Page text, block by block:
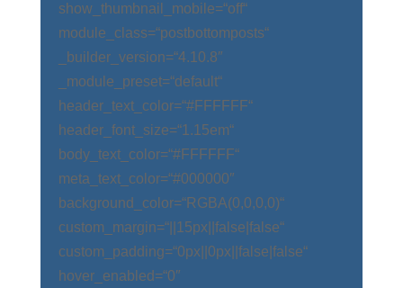
show_thumbnail_mobile=“off“
module_class=“postbottomposts“
_builder_version=“4.10.8″
_module_preset=“default“
header_text_color=“#FFFFFF“
header_font_size=“1.15em“
body_text_color=“#FFFFFF“
meta_text_color=“#000000″
background_color=“RGBA(0,0,0,0)“
custom_margin=“||15px||false|false“
custom_padding=“0px||0px||false|false“
hover_enabled=“0″